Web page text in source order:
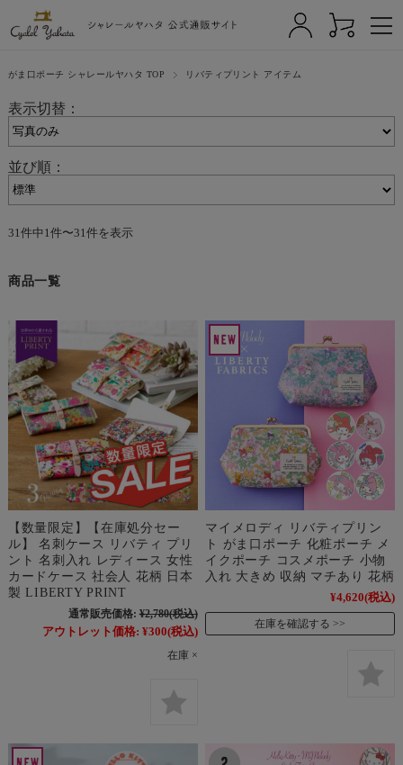
がま口ポーチ シャレールヤハタ TOP リバティプリント アイテム
表示切替：
並び順：
31件中1件〜31件を表示
商品一覧
【数量限定】【在庫処分セー
ル】 名刺ケース リバティ プリ
ント 名刺入れ レディース 女性
カードケース 社会人 花柄 日本
製 LIBERTY PRINT
通常販売価格: ¥2,780(税込)
アウトレット価格: ¥300(税込)
在庫 ×
マイメロディ リバティプリン
ト がま口ポーチ 化粧ポーチ メ
イクポーチ コスメポーチ 小物
入れ 大きめ 収納 マチあり 花柄
¥4,620(税込)
在庫を確認する